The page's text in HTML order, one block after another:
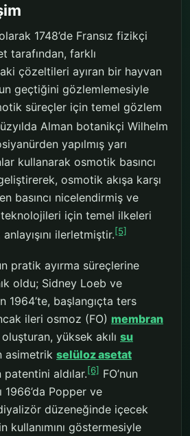
1748’de Fransız fizikçi
tarafından, farklı
çözeltileri ayıran bir hayvan
geçtiğini gözlemlemesiyle
süreçler için temel gözlem
Alman botanikçi Wilhelm
yapılmış yarı
kullanarak osmotik basıncı
osmotik akışa karşı
basıncı nicelendirmiş ve
teknolojileri için temel ilkeleri
ilerletmiştir.[5]
pratik ayırma süreçlerine
oldu; Sidney Loeb ve
1964’te, başlangıçta ters
ileri osmoz (FO) membran
yüksek akılı su
asimetrik selüloz asetat
patentini aldılar.[6] FO’nun
1966’da Popper ve
düzeneğinde içecek
kullanımını göstermesiyle